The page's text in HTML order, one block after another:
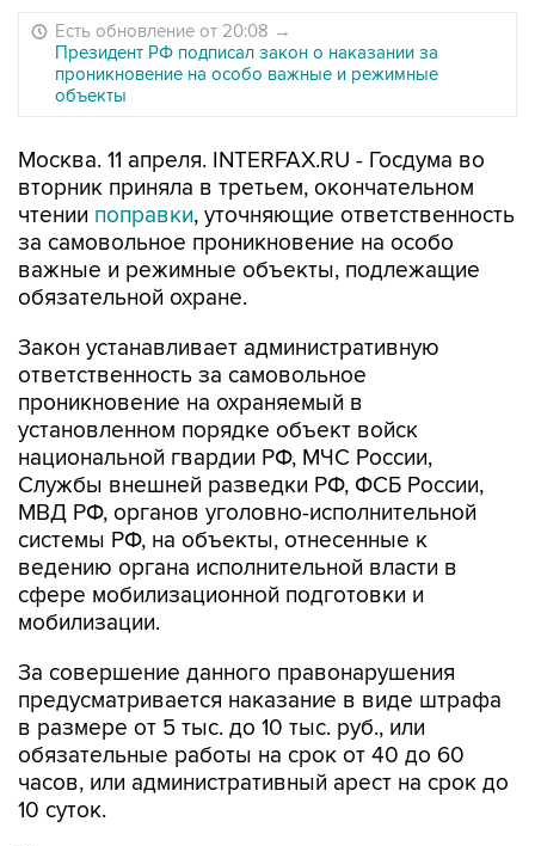
Есть обновление от 20:08 →
Президент РФ подписал закон о наказании за
проникновение на особо важные и режимные
объекты
Москва. 11 апреля. INTERFAX.RU - Госдума во
вторник приняла в третьем, окончательном
чтении поправки, уточняющие ответственность
за самовольное проникновение на особо
важные и режимные объекты, подлежащие
обязательной охране.
Закон устанавливает административную
ответственность за самовольное
проникновение на охраняемый в
установленном порядке объект войск
национальной гвардии РФ, МЧС России,
Службы внешней разведки РФ, ФСБ России,
МВД РФ, органов уголовно-исполнительной
системы РФ, на объекты, отнесенные к
ведению органа исполнительной власти в
сфере мобилизационной подготовки и
мобилизации.
За совершение данного правонарушения
предусматривается наказание в виде штрафа
в размере от 5 тыс. до 10 тыс. руб., или
обязательные работы на срок от 40 до 60
часов, или административный арест на срок до
10 суток.